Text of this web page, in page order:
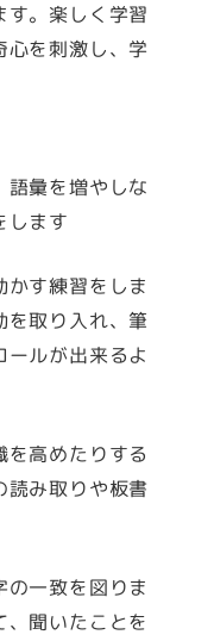
す。楽しく学習
心を刺激し、学
彙を増やしな
します
す練習をしま
を取り入れ、筆
ルが出来るよ
高めたりする
読み取りや板書
一致を図りま
聞いたことを